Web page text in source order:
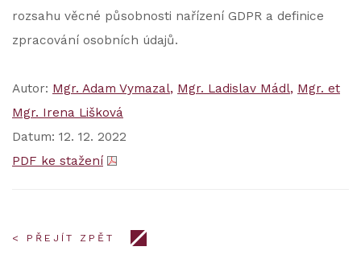
rozsahu věcné působnosti nařízení GDPR a definice
zpracování osobních údajů.
Autor: Mgr. Adam Vymazal Mgr. Ladislav Mádl Mgr. et
Mgr. Irena Lišková
Datum: 12. 12. 2022
PDF ke stažení
< PŘEJÍT ZPĚT